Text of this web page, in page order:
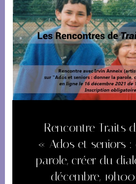
Rencontre Traits
« Ados et seniors :
parole, créer du
décembre,